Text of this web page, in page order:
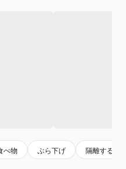
べ物 ぶら下げ 隔離する